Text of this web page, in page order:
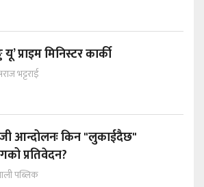
यू’ प्राइम मिनिस्टर कार्की
भट्टराई
आन्दोलनः किन "लुकाईदैछ"
प्रतिवेदन?
पब्लिक